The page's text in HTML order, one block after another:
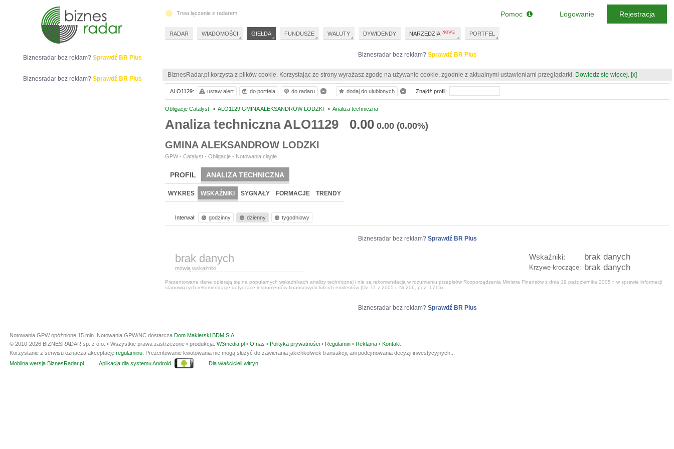
Biznesradar bez reklam? Sprawdź BR Plus
BiznesRadar.pl korzysta z plików cookie. Korzystając ze strony wyrażasz zgodę na używanie cookie, zgodnie z aktualnymi ustawieniami przeglądarki. Dowiedz się więcej. [x]
Obligacje Catalyst • ALO1129 GMINA ALEKSANDROW LODZKI • Analiza techniczna
Analiza techniczna ALO1129 0.00 0.00 (0.00%)
GMINA ALEKSANDROW LODZKI
GPW - Catalyst - Obligacje - Notowania ciągłe
PROFIL ANALIZA TECHNICZNA
WYKRES WSKAŹNIKI SYGNAŁY FORMACJE TRENDY
Interwał: godzinny dzienny tygodniowy
Biznesradar bez reklam? Sprawdź BR Plus
brak danych
mówią wskaźniki
brak danych
Wskaźniki:
brak danych
Krzywe kroczące:
Prezentowane dane opierają się na popularnych wskaźnikach analizy technicznej i nie są rekomendacją w rozumieniu przepisów Rozporządzenia Ministra Finansów z dnia 19 października 2005 r. w sprawie informacji
stanowiących rekomendacje dotyczące instrumentów finansowych lub ich emitentów (Dz. U. z 2005 r. Nr 206, poz. 1715).
Biznesradar bez reklam? Sprawdź BR Plus
ALO1129: ustaw alert do portfela do radaru dodaj do ulubionych Znajdź profil:
Biznesradar bez reklam? Sprawdź BR Plus
Biznesradar bez reklam? Sprawdź BR Plus
Trwa łączenie z radarem
RADAR WIADOMOŚCI GIEŁDA FUNDUSZE WALUTY DYWIDENDY NARZĘDZIA PORTFEL
Pomoc Logowanie Rejestracja
Notowania GPW opóźnione 15 min. Notowania GPW/NC dostarcza Dom Maklerski BDM S.A.
© 2010-2026 BIZNESRADAR sp. z o.o. • Wszystkie prawa zastrzeżone • produkcja: W3media.pl • O nas • Polityka prywatności • Regulamin • Reklama • Kontakt
Korzystanie z serwisu oznacza akceptację regulaminu . Prezentowanie kwotowania nie mogą służyć do zawierania jakichkolwiek transakcji, ani podejmowania decyzji inwestycyjnych...
Mobilna wersja BiznesRadar.pl
Aplikacja dla systemu Android Dla właścicieli witryn